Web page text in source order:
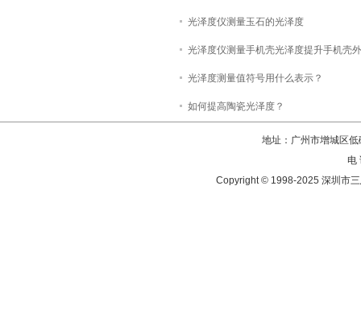
光泽度仪测量玉石的光泽度
光泽度仪测量手机壳光泽度提升手机壳
光泽度测量值符号用什么表示？
如何提高陶瓷光泽度？
地址：广州市增城区
电
Copyright © 1998-2025 深圳市